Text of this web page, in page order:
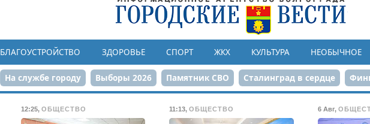
БЛАГОУСТРОЙСТВО ЗДОРОВЬЕ СПОРТ ЖКХ КУЛЬТУРА НЕОБЫЧНОЕ
На службе городу Выборы 2026 Памятник СВО Сталинград в сердце
Реконструкция ЦПКиО 80-летие Победы Парк Героев-
12:25,ОБЩЕСТВО 11:13,ОБЩЕСТВО 6 Авг,